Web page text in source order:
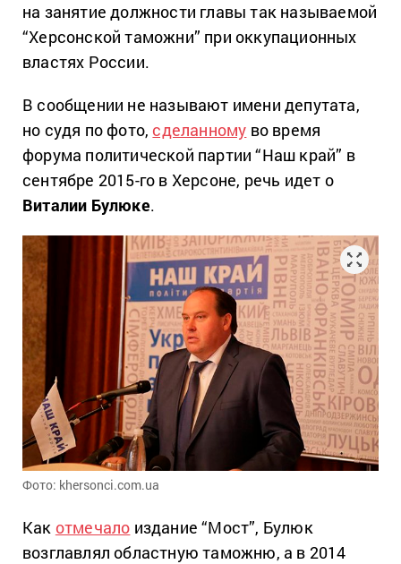
на занятие должности главы так называемой
“Херсонской таможни” при оккупационных
властях России.
В сообщении не называют имени депутата,
но судя по фото, сделанному во время
форума политической партии “Наш край” в
сентябре 2015-го в Херсоне, речь идет о
Виталии Булюке.
Фото: khersonci.com.ua
Как отмечало издание “Мост”, Булюк
возглавлял областную таможню, а в 2014